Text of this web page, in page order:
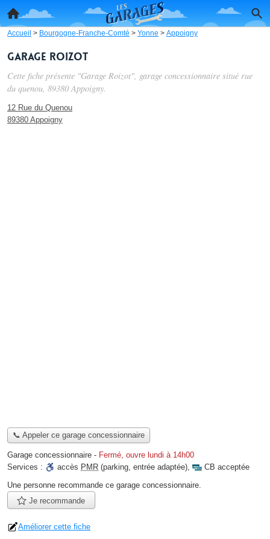
Accueil > Bourgogne-Franche-Comté > Yonne > Appoigny
Garage Roizot
Cette fiche présente "Garage Roizot", garage concessionnaire situé rue
du quenou, 89380 Appoigny.
12 Rue du Quenou
89380 Appoigny
📞 Appeler ce garage concessionnaire
Garage concessionnaire - Fermé, ouvre lundi à 14h00
Services :
accès PMR (parking, entrée adaptée),
CB acceptée
Une personne recommande ce garage concessionnaire.
Je recommande
Améliorer cette fiche